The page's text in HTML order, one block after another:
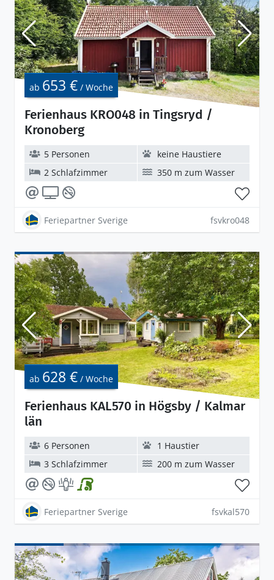
Ferienhaus KRO048 in Tingsryd /
Kronoberg
ab 653 € / Woche
5 Personen
keine Haustiere
2 Schlafzimmer
350 m zum Wasser
Feriepartner Sverige fsvkro048
Ferienhaus KAL570 in Högsby / Kalmar
län
ab 628 € / Woche
6 Personen
1 Haustier
3 Schlafzimmer
200 m zum Wasser
Feriepartner Sverige fsvkal570